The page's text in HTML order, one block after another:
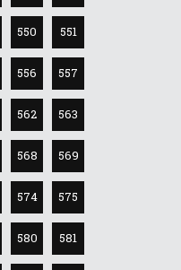
550 551
556 557
562 563
568 569
574 575
580 581